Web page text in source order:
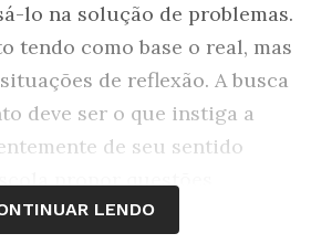
lo na solução de problemas.
tendo como base o real, mas
de reflexão. A busca
deve ser o que instiga a
de seu sentido
propor questões
darão início às pesquisas. Ao
LENDO